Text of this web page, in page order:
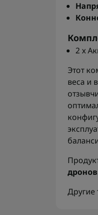
2 x
Этот
веса и
дронов
Другие